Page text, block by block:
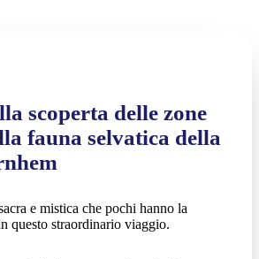
scoperta delle zone
fauna selvatica della
e mistica che pochi hanno la
questo straordinario viaggio.